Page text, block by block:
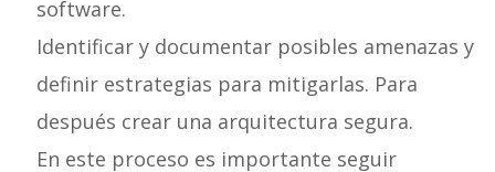
software.
Identificar y documentar posibles amenazas y
definir estrategias para mitigarlas. Para
después crear una arquitectura segura.
En este proceso es importante seguir